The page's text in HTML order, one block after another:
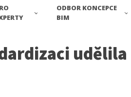
ODBOR KONCEPCE
BIM